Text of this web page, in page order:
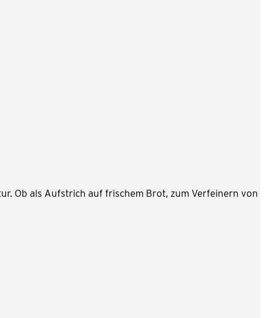
Ob als Aufstrich auf frischem Brot, zum Verfeinern von